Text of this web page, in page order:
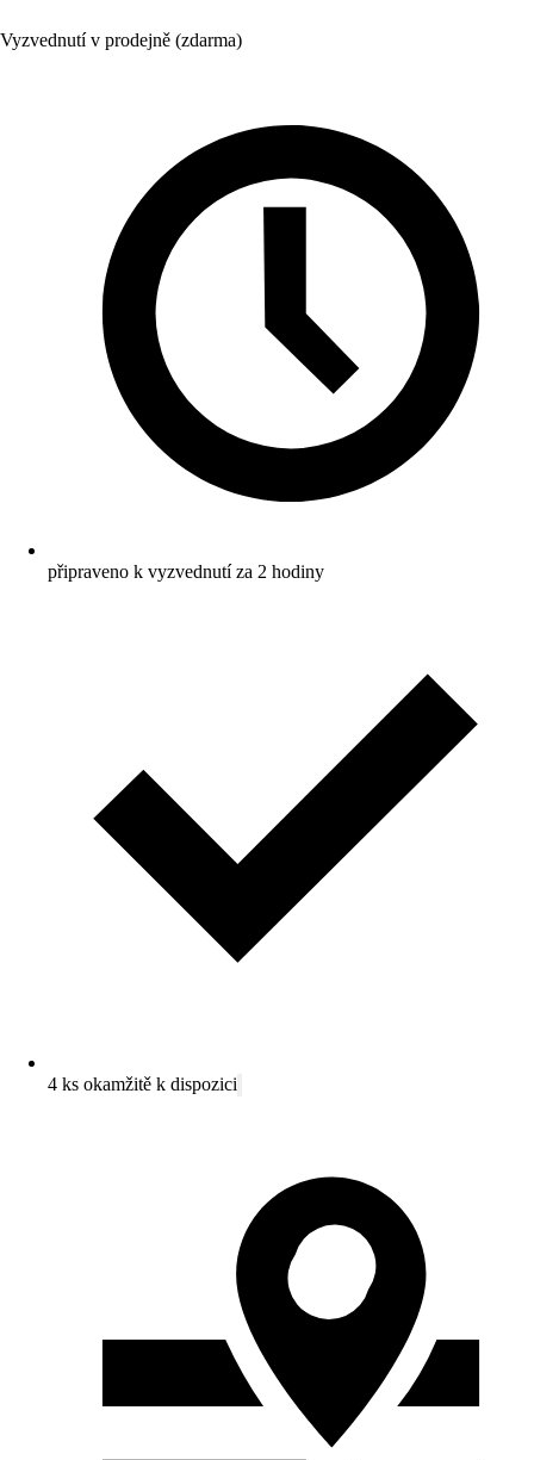
Vyzvednutí v prodejně (zdarma)
připraveno k vyzvednutí za 2 hodiny
4 ks okamžitě k dispozici